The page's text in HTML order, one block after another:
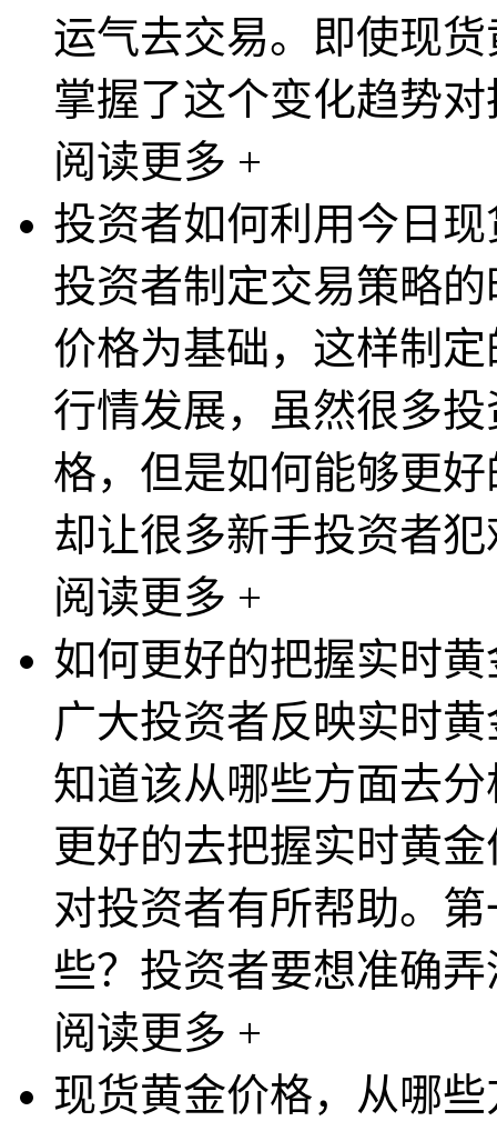
运气去交易。即使现
掌握了这个变化趋势
阅读更多 +
投资者如何利用今日
投资者制定交易策略
价格为基础，这样制
行情发展，虽然很多
格，但是如何能够更
却让很多新手投资者
阅读更多 +
如何更好的把握实时
广大投资者反映实时
知道该从哪些方面去
更好的去把握实时黄
对投资者有所帮助。
些？投资者要想准确
阅读更多 +
现货黄金价格，从哪